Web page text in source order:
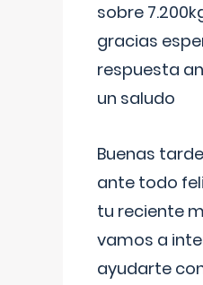
sobre
gracias
respuesta
un saludo
Buenas
ante todo
tu reciente
vamos a
ayudarte